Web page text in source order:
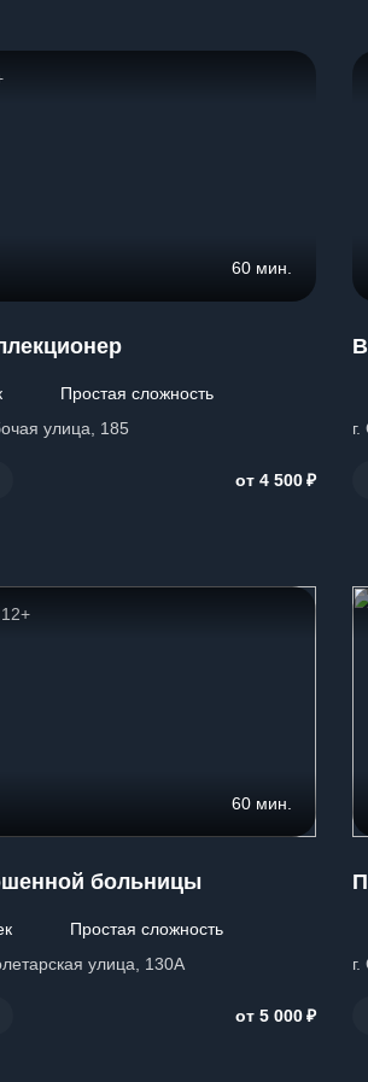
60 мин.
Простая сложность
улица, 185
от 4 500₽
60 мин.
больницы
Простая сложность
улица, 130А
от 5 000₽